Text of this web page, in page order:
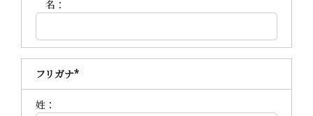
名：
フリガナ*
姓：